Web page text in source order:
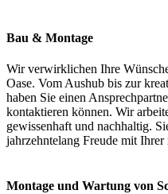
Bau & Montage
Wir verwirklichen Ihre
Oase. Vom Aushub bis zur
haben Sie einen
kontaktieren können. Wir
gewissenhaft und nachhaltig.
jahrzehntelang Freude mit
Montage und Wartung von